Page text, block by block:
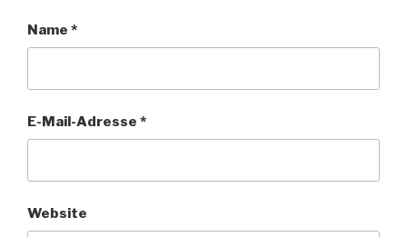
Name *
E-Mail-Adresse *
Website